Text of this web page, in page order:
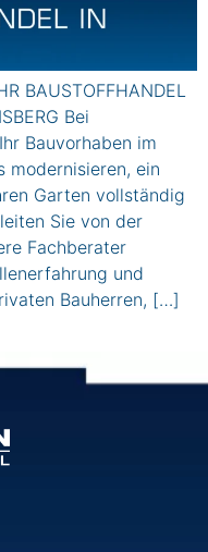
BAUSTOFFHANDEL
Bei
Bauvorhaben im
modernisieren, ein
Garten vollständig
Sie von der
Fachberater
und
Bauherren, […]